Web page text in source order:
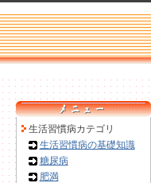
生活習慣病カテゴリ
生活習慣病の基礎知識
糖尿病
肥満